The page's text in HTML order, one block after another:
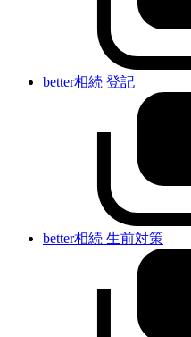
better相続 登記
better相続 生前対策